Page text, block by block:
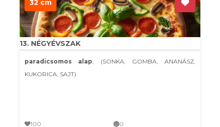
32 cm
13. NÉGYÉVSZAK
paradicsomos alap, (SONKA, GOMBA, ANANÁSZ,
KUKORICA, SAJT)
100 0